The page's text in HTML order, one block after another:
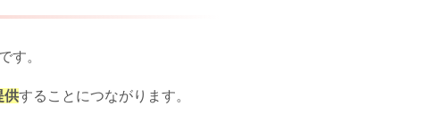
す。
供することにつながります。